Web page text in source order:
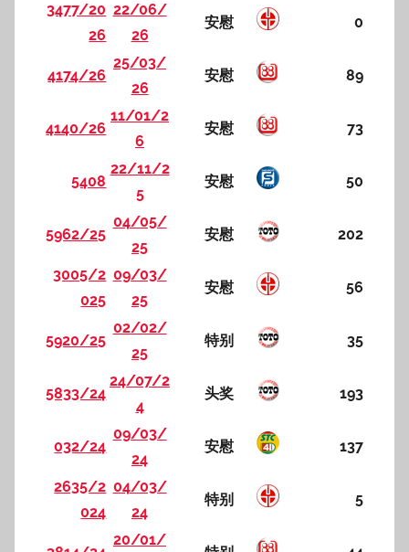
3477/20
26
22/06/
26
安慰 0
4174/26
25/03/
26
安慰 89
4140/26
11/01/2
6
安慰 73
5408
22/11/2
5
安慰 50
5962/25
04/05/
25
安慰 202
3005/2
025
09/03/
25
安慰 56
5920/25
02/02/
25
特别 35
5833/24
24/07/2
4
头奖 193
032/24
09/03/
24
安慰 137
2635/2
024
04/03/
24
特别 5
20/01/